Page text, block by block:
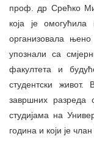
проф. др Срећко
која је
организовала
упознали са
факултета и
студентски живот.
завршних
студијама на
година и који је